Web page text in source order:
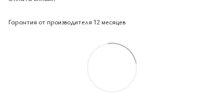
Гарантия от производителя 12 месяцев